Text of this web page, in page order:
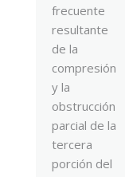
frecuente
resultante
de la
compresión
y la
obstrucción
parcial de la
tercera
porción del